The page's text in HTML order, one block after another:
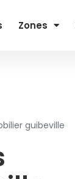
Zones
guibeville